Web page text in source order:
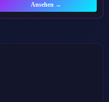
Ansehen →